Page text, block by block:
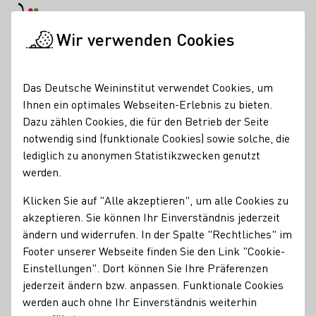
Pfannmüller Weine
1 ha Nebenerwerb Riesling aus Steil- & Terrassenlagen im
Michelbacher Apostelgarten
Vegan Wein
Mitgliedschaften
Weinbauring Franken e.V.
Besondere Angebote
Wir verwenden Cookies
Das Deutsche Weininstitut verwendet Cookies, um
Ihnen ein optimales Webseiten-Erlebnis zu bieten.
Dazu zählen Cookies, die für den Betrieb der Seite
notwendig sind (funktionale Cookies) sowie solche, die
lediglich zu anonymen Statistikzwecken genutzt
werden.
Klicken Sie auf "Alle akzeptieren", um alle Cookies zu
akzeptieren. Sie können Ihr Einverständnis jederzeit
ändern und widerrufen. In der Spalte "Rechtliches" im
Footer unserer Webseite finden Sie den Link "Cookie-
Einstellungen". Dort können Sie Ihre Präferenzen
jederzeit ändern bzw. anpassen. Funktionale Cookies
werden auch ohne Ihr Einverständnis weiterhin